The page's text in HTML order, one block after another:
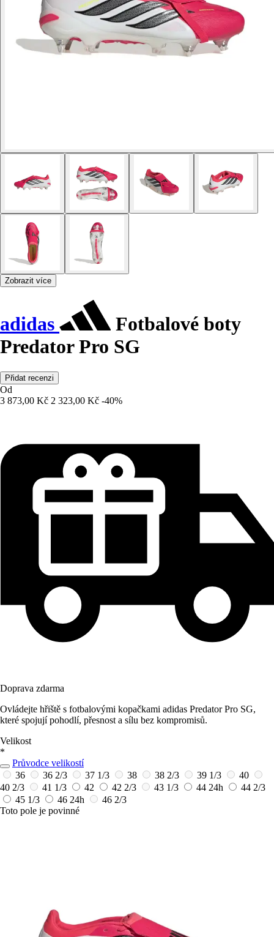
Zobrazit více
adidas
Fotbalové boty
Predator Pro SG
Přidat recenzi
Od
3 873,00 Kč 2 323,00 Kč -40%
Doprava zdarma
Ovládejte hřiště s fotbalovými kopačkami adidas Predator Pro SG,
které spojují pohodlí, přesnost a sílu bez kompromisů.
Velikost
*
Průvodce velikostí
36
36 2/3 37 1/3 38 38 2/3 39 1/3
40
40 2/3
41 1/3 42 42 2/3 43 1/3 44 24h
44 2/3
45 1/3
46 24h
46 2/3
Toto pole je povinné